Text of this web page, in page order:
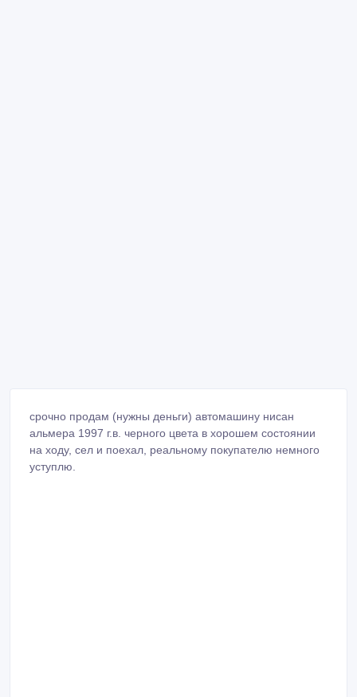
срочно продам (нужны деньги) автомашину нисан
альмера 1997 г.в. черного цвета в хорошем состоянии
на ходу, сел и поехал, реальному покупателю немного
уступлю.